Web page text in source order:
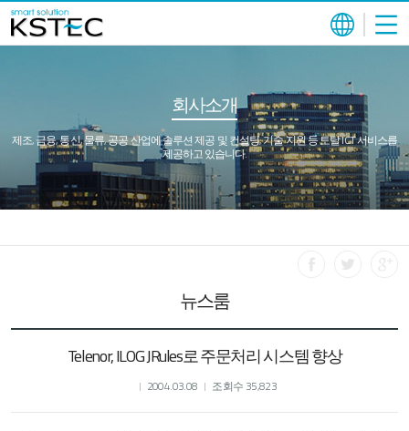
회사소개
제조, 금융, 통신, 물류, 공공 산업에 솔루션 제공 및 컨설팅, 기술 지원 등 토탈 ICT 서비스를
제공하고 있습니다.
뉴스룸
Telenor, ILOG JRules로 주문처리 시스템 향상
2004.03.08 조회수 35,823